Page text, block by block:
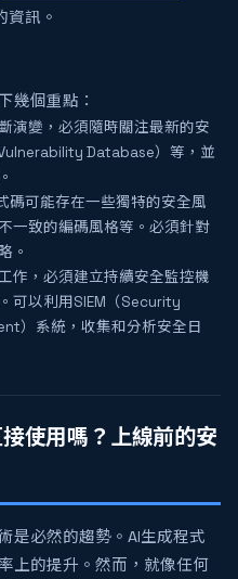
資訊。
幾個重點：
演變，必須隨時關注最新的安
Database）等，並
碼可能存在一些獨特的安全風
一致的編碼風格等。必須針對
。
作，必須建立持續安全監控機
可以利用SIEM（Security
）系統，收集和分析安全日
使用嗎？上線前的安
是必然的趨勢。AI生成程式
上的提升。然而，就像任何